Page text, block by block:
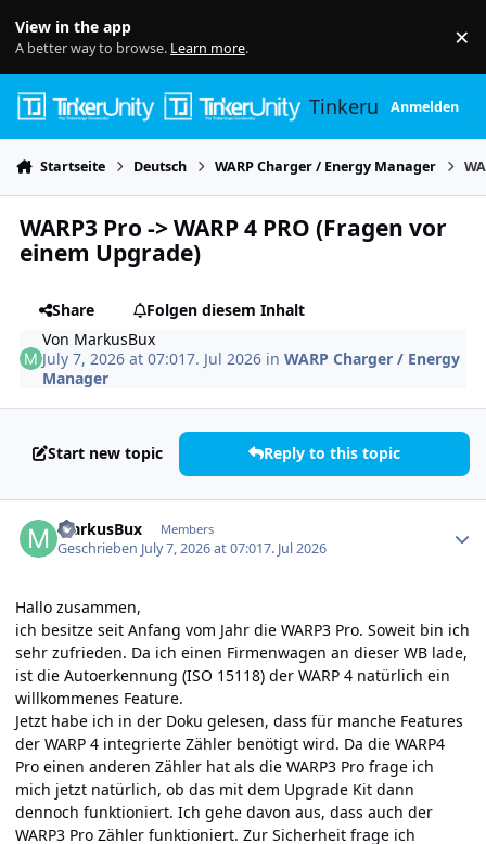
View in the app
A better way to browse. Learn more. ×
TinkerunityAnmelden
Startseite Deutsch WARP Charger / Energy Manager
WARP3 Pro -> WARP 4 PRO (Fragen vor
einem Upgrade)
Share
Folgen diesem Inhalt
Von MarkusBux
July 7, 2026 at 07:017. Jul 2026 inWARP Charger / Energy
Manager
Start new topic Reply to this topic
MarkusBux Members
Geschrieben July 7, 2026 at 07:017. Jul 2026
Hallo zusammen,
ich besitze seit Anfang vom Jahr die WARP3 Pro. Soweit bin ich
sehr zufrieden. Da ich einen Firmenwagen an dieser WB lade,
ist die Autoerkennung (ISO 15118) der WARP 4 natürlich ein
willkommenes Feature.
Jetzt habe ich in der Doku gelesen, dass für manche Features
der WARP 4 integrierte Zähler benötigt wird. Da die WARP4
Pro einen anderen Zähler hat als die WARP3 Pro frage ich
mich jetzt natürlich, ob das mit dem Upgrade Kit dann
dennoch funktioniert. Ich gehe davon aus, dass auch der
WARP3 Pro Zähler funktioniert. Zur Sicherheit frage ich